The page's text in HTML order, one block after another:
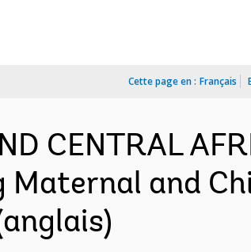
Cette page en : Français
CENTRAL
and